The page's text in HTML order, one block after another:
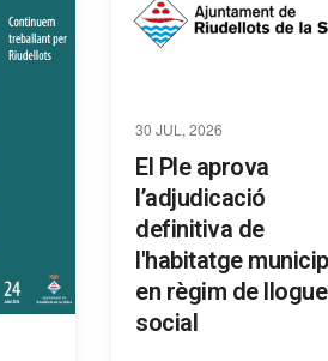
30 JUL, 2026
El Ple aprova
l’adjudicació
definitiva de
l'habitatge
en règim de
social